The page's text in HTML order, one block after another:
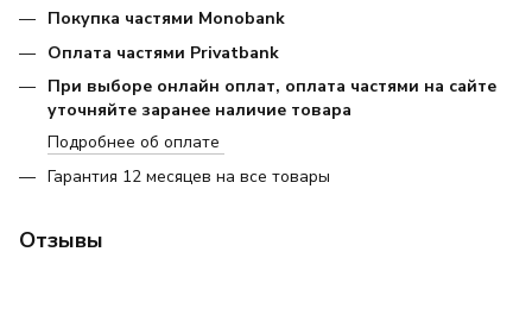
Покупка частями Monobank
Оплата частями Privatbank
При выборе онлайн оплат, оплата частями на сайте
уточняйте заранее наличие товара
Подробнее об оплате
Гарантия 12 месяцев на все товары
Отзывы